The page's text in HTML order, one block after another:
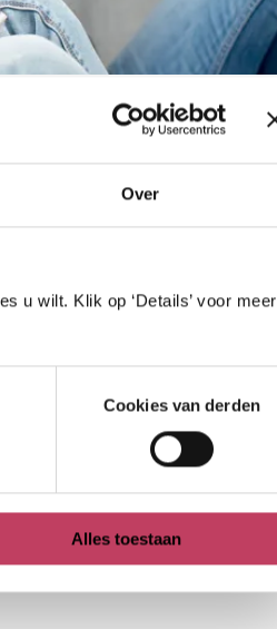
Over
u wilt. Klik op ‘Details’ voor meer
Cookies van derden
Alles toestaan